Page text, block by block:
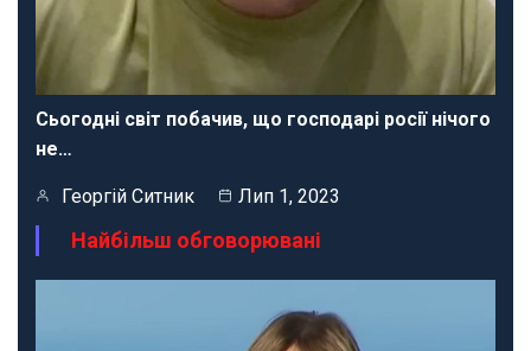
Сьогодні світ побачив, що господарі росії нічого
не…
Георгій Ситник Лип 1, 2023
Найбільш обговорювані